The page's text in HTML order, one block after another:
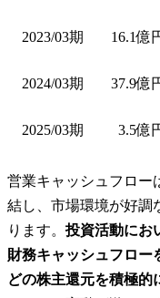
2023/03期 16.1億
2024/03期 37.9億
2025/03期 3.5億
営業キャッシュフロー
結し、市場環境が好調
ります。投資活動にお
財務キャッシュフロー
どの株主還元を積極的